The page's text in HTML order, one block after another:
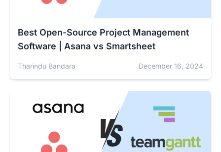
Best Open-Source Project Management
Software | Asana vs Smartsheet
Tharindu Bandara December 16, 2024